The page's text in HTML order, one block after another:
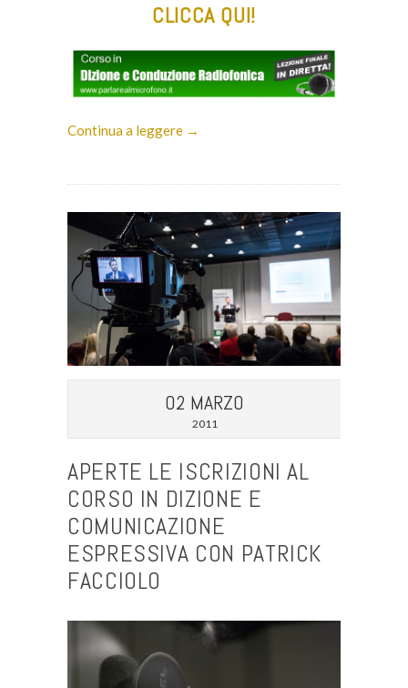
CLICCA QUI!
Continua a leggere →
02 MARZO
2011
APERTE LE ISCRIZIONI AL
CORSO IN DIZIONE E
COMUNICAZIONE
ESPRESSIVA CON PATRICK
FACCIOLO